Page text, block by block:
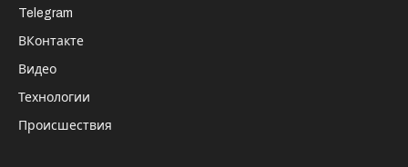
Telegram
ВКонтакте
Видео
Технологии
Происшествия